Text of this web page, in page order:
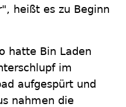
heißt es zu Beginn
hatte Bin Laden
im
aufgespürt und
nahmen die